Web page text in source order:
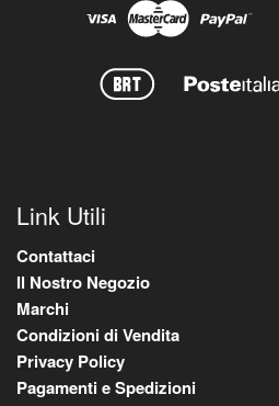
Link Utili
Contattaci
Il Nostro Negozio
Marchi
Condizioni di Vendita
Privacy Policy
Pagamenti e Spedizioni